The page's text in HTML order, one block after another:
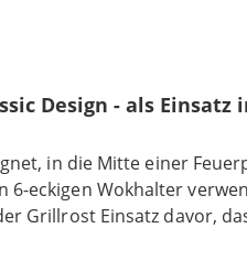
Design - als
in die Mitte einer
6-eckigen Wokhalter
Grillrost Einsatz davor,